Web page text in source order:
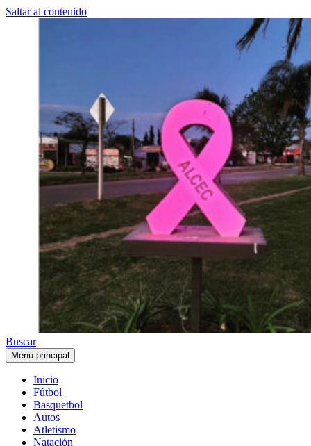
Saltar al contenido
Buscar
Menú principal
Inicio
Fútbol
Basquetbol
Autos
Atletismo
Natación